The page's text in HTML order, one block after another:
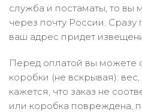
служба и постаматы, то вы
через почту России. Сразу
ваш адрес придет
Перед оплатой вы можете
коробки (не вскрывая):
кажется, что заказ не
или коробка повреждена,